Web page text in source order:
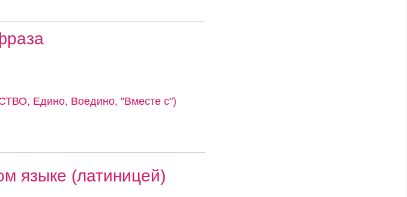
Едино, Воедино, "Вместе с")
языке (латиницей)